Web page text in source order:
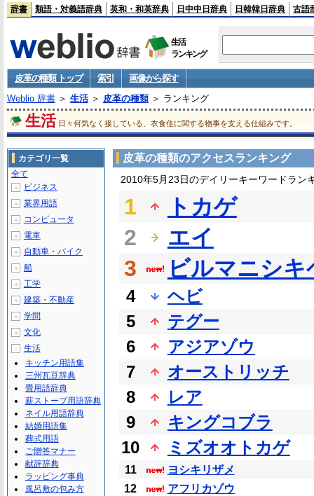
辞書 類語・対義語辞典 英和・和英辞典 日中中日辞典 日韓韓日辞典 古語
生活
ランキング
皮革の種類 トップ 索引
画像から探す
Weblio 辞書＞ 生活＞ 皮革の種類＞ ランキング
生活 日々何気なく接している、衣食住に関する物事を支える仕組みです。
皮革の種類のアクセスランキング
2010年5月23日のデイリーキーワードラン
1
トカゲ
2
エイ
3
ビルマニシキ
4
ヘビ
5
テグー
6
アジアゾウ
7
オーストリッチ
8
レア
9
キングコブラ
10
ミズオオトカゲ
11
ヨシキリザメ
12
アフリカゾウ
カテゴリ一覧
全て
＋ ビジネス
＋ 業界用語
＋ コンピュータ
＋ 電車
＋ 自動車・バイク
＋ 船
＋ 工学
＋ 建築・不動産
＋ 学問
＋ 文化
－
生活
キッチン用語集
三州瓦豆辞典
畳用語辞典
薪ストーブ用語辞典
ネイル用語辞典
結婚用語集
葬式用語
ご贈答マナー
献辞辞典
ラッピング事典
風呂敷の包み方